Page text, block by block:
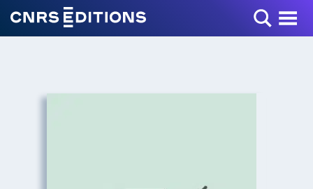
Toggle Menu